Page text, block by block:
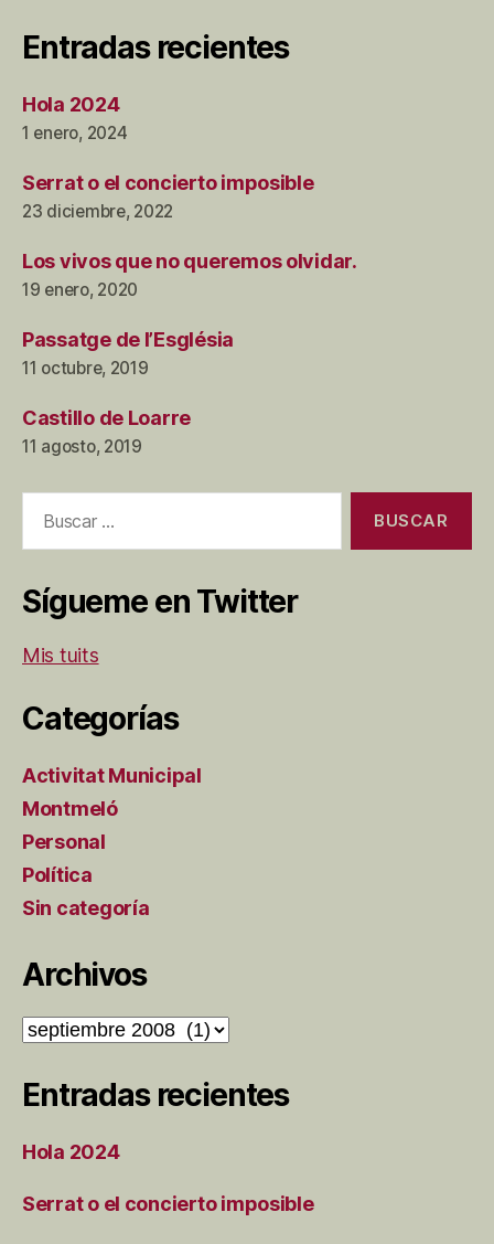
Entradas recientes
Hola 2024
1 enero, 2024
Serrat o el concierto imposible
23 diciembre, 2022
Los vivos que no queremos olvidar.
19 enero, 2020
Passatge de l’Església
11 octubre, 2019
Castillo de Loarre
11 agosto, 2019
Sígueme en Twitter
Mis tuits
Categorías
Activitat Municipal
Montmeló
Personal
Política
Sin categoría
Archivos
Archivos
Entradas recientes
Hola 2024
Serrat o el concierto imposible